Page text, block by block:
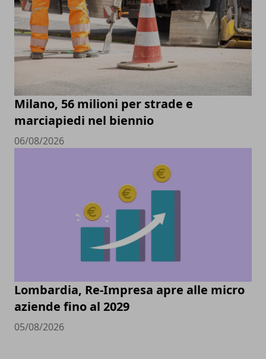
Milano, 56 milioni per strade e
marciapiedi nel biennio
06/08/2026
Lombardia, Re-Impresa apre alle micro
aziende fino al 2029
05/08/2026